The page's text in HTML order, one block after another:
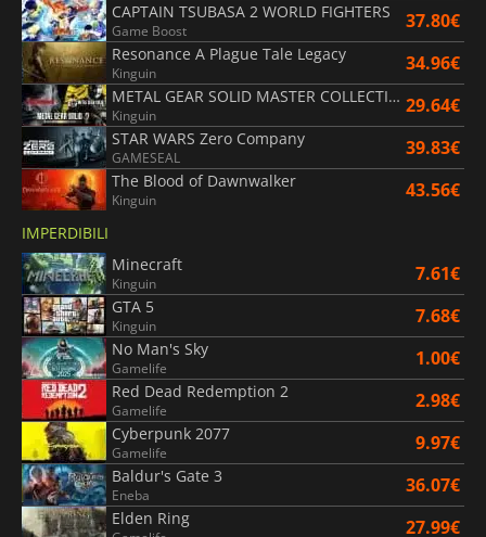
CAPTAIN TSUBASA 2 WORLD FIGHTERS
Game Boost 37.80€
Resonance A Plague Tale Legacy
Kinguin 34.96€
METAL GEAR SOLID MASTER COLLECTION Vol.2
Kinguin 29.64€
STAR WARS Zero Company
GAMESEAL 39.83€
The Blood of Dawnwalker
Kinguin 43.56€
IMPERDIBILI
Minecraft
Kinguin 7.61€
GTA 5
Kinguin 7.68€
No Man's Sky
Gamelife 1.00€
Red Dead Redemption 2
Gamelife 2.98€
Cyberpunk 2077
Gamelife 9.97€
Baldur's Gate 3
Eneba 36.07€
Elden Ring 27.99€